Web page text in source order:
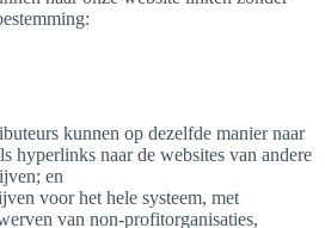
kunnen op dezelfde manier naar
hyperlinks naar de websites van andere
en
voor het hele systeem, met
van non-profitorganisaties,